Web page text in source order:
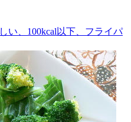
い、100kcal以下、フライパ